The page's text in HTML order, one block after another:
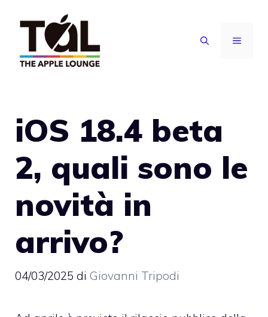
contenuto
MENU
iOS 18.4 beta
2, quali sono le
novità in
arrivo?
04/03/2025 di Giovanni Tripodi